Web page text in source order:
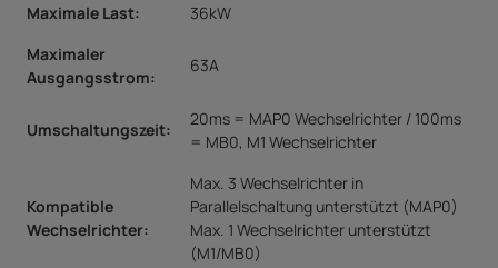
Maximale Last:
36kW
Maximaler
Ausgangsstrom:
63A
Umschaltungszeit:
20ms = MAP0 Wechselrichter / 100ms
= MB0, M1 Wechselrichter
Kompatible
Wechselrichter:
Max. 3 Wechselrichter in
Parallelschaltung unterstützt (MAP0)
Max. 1 Wechselrichter unterstützt
(M1/MB0)